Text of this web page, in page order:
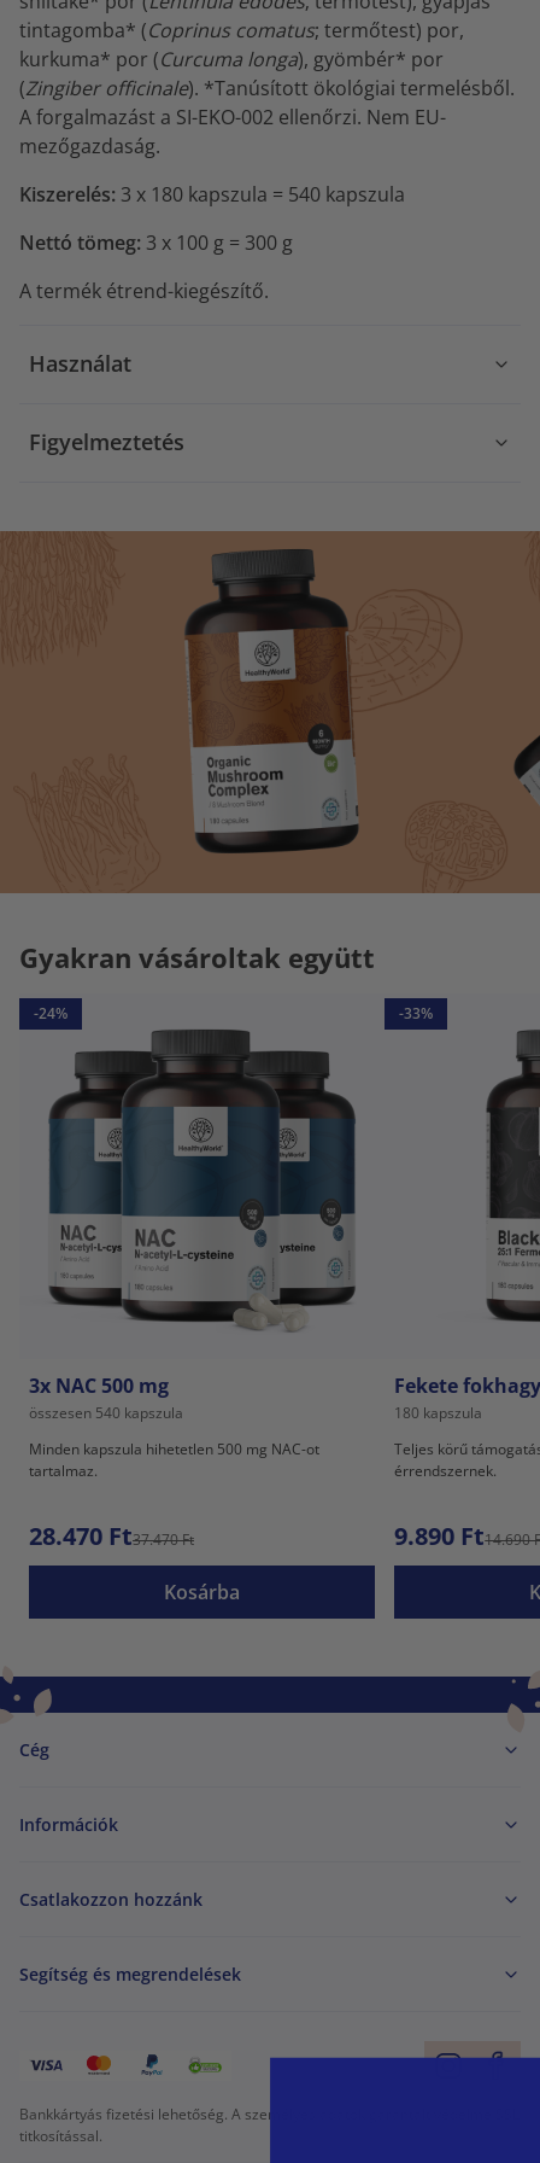
tintagomba* (Coprinus comatus; termőtest) por,
kurkuma* por (Curcuma longa), gyömbér* por
(Zingiber officinale). *Tanúsított ökológiai termelésből.
A forgalmazást a SI-EKO-002 ellenőrzi. Nem EU-
mezőgazdaság.
Kiszerelés: 3 x 180 kapszula = 540 kapszula
Nettó tömeg: 3 x 100 g = 300 g
A termék étrend-kiegészítő.
Használat
Figyelmeztetés
Gyakran vásároltak együtt
-24%
3x NAC 500 mg
összesen 540 kapszula
Minden kapszula hihetetlen 500 mg NAC-ot
tartalmaz.
28.470 Ft37.470 Ft
Kosárba
-33%
Fekete
180 kapszula
Teljes körű
érrendszernek.
9.890 Ft14.690
Cég
Információk
Csatlakozzon hozzánk
Segítség és megrendelések
Bankkártyás fizetési lehetőség. A személyes adatok garantált védelme SSL
titkosítással.